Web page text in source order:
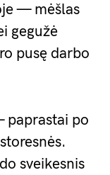
— mėšlas
gegužė
pusę darbo
paprastai po
sveikesnis